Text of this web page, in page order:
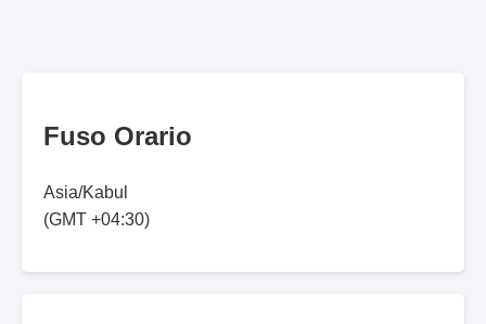
Fuso Orario
Asia/Kabul
(GMT +04:30)